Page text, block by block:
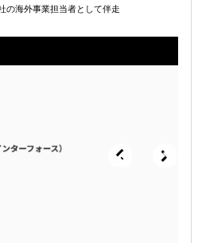
売の準備をしたい
の海外事業担当者として伴走